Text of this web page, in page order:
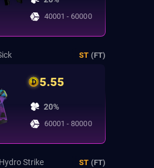
40001 - 60000
ST (FT)
5.55
20%
60001 - 80000
Strike ST (FT)